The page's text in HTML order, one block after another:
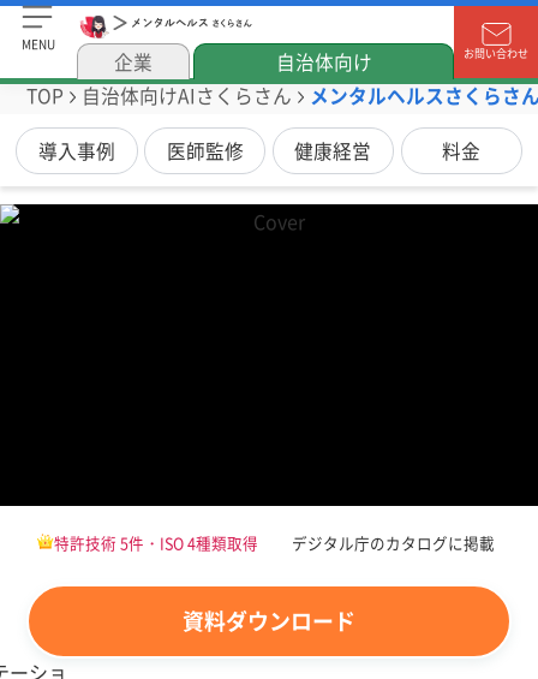
MENU
企業 自治体向け お問い合わせ
TOP 自治体向けAIさくらさん
メンタルヘルスさくらさ
導入事例
医師監修 健康経営 料金
資料ダウンロード
特許技術 5件・ISO 4種類取得 デジタル庁のカタログに掲載